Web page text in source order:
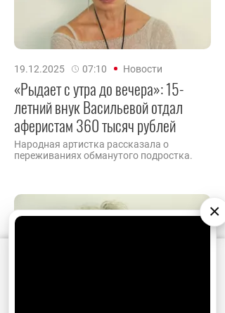
19.12.2025 07:10 Новости
«Рыдает с утра до вечера»: 15-
летний внук Васильевой отдал
аферистам 360 тысяч рублей
Народная артистка рассказала о
переживаниях обманутого подростка.
×